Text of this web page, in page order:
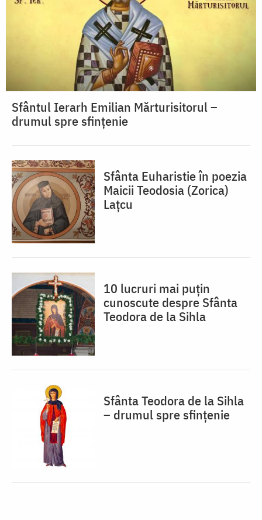
Sfântul Ierarh Emilian Mărturisitorul –
drumul spre sfințenie
Sfânta Euharistie în poezia
Maicii Teodosia (Zorica)
Lațcu
10 lucruri mai puțin
cunoscute despre Sfânta
Teodora de la Sihla
Sfânta Teodora de la Sihla
– drumul spre sfințenie